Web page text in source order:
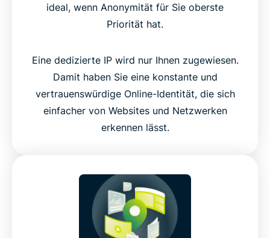
ideal, wenn Anonymität für Sie oberste
Priorität hat.
Eine dedizierte IP wird nur Ihnen zugewiesen.
Damit haben Sie eine konstante und
vertrauenswürdige Online-Identität, die sich
einfacher von Websites und Netzwerken
erkennen lässt.